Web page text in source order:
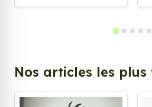
Nos articles les plus